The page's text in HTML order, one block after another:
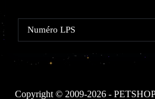
Numéro LPS
Copyright © 2009-2026 -